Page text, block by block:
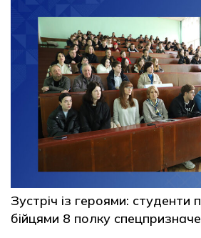
Зустріч із героями: студенти
бійцями 8 полку